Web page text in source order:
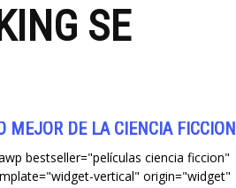
SE
MEJOR DE LA CIENCIA FICCIÓN
bestseller="películas ciencia ficcion"
vertical" origin="widget"